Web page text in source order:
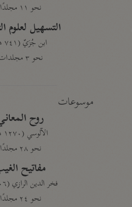
نحو ١١ مجلدًا
التسهيل لعلوم
ابن جُزَيّ (٧٤١ هـ)
نحو ٣ مجلدات
موسوعات
روح
الآلوسي (١٢٧٠ هـ)
نحو ٢٨ مجلدًا
مفاتيح
فخر الدين الرازي (٦٠٦ هـ)
نحو ٢٤ مجلدًا